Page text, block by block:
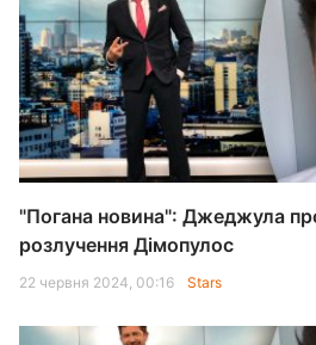
"Погана новина": Джеджула
розлучення Дімопулос
22 червня 2024, 00:16 Stars